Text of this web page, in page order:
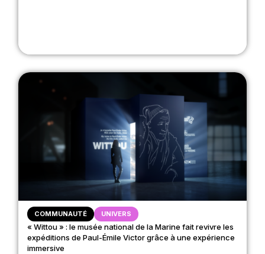
COMMUNAUTÉ UNIVERS
« Wittou » : le musée national de la Marine fait revivre les
expéditions de Paul-Émile Victor grâce à une expérience
immersive